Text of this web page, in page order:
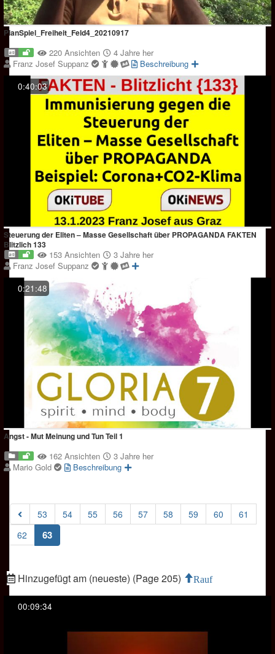
PlanSpiel_Freiheit_Feld4_20210917
220 Ansichten
4 Jahre her
Franz Josef Suppanz
Beschreibung
0:40:03
Steuerung der Eliten – Masse Gesellschaft über PROPAGANDA FAKTEN
Blitzlich 133
153 Ansichten
3 Jahre her
Franz Josef Suppanz
0:21:48
Angst - Mut Meinung und Tun Teil 1
162 Ansichten
3 Jahre her
Mario Gold
Beschreibung
53 54 55 56 57 58 59 60
61
62
63(current)
Hinzugefügt am (neueste) (Page 205) Rauf
00:09:34